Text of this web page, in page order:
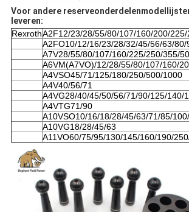
Voor andere
leveren:
RexrothA2F12/23/28/55/80/107/160/200/
A2FO10/12/16/23/28/32/45/56/63/
A7V28/55/80/107/160/225/250/355/
A6VM(A7VO)/12/28/55/80/107/160/
A4VSO45/71/125/180/250/500/1000
A4V40/56/71
A4VG28/40/45/50/56/71/90/125/140/
A4VTG71/90
A10VSO10/16/18/28/45/63/71/85/
A10VG18/28/45/63
A11VO60/75/95/130/145/160/190/